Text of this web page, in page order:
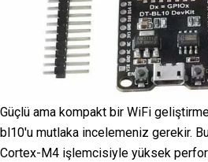
Güçlü ama kompakt bir WiFi geliştirme
bl10'u mutlaka incelemeniz gerekir.
Cortex-M4 işlemcisiyle yüksek